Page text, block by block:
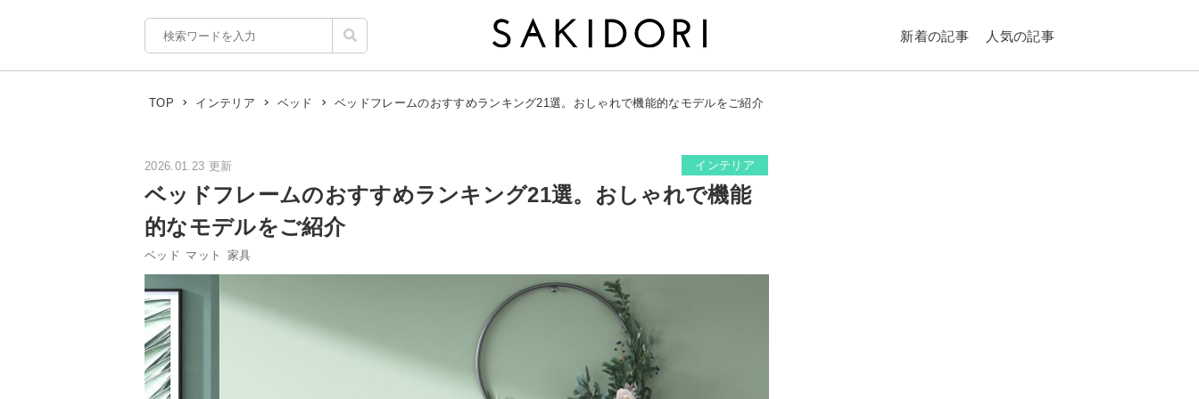
新着の記事 人気の記事
TOP インテリア ベッド ベッドフレームのおすすめランキング21選。おしゃれで機能的なモデルをご紹介
2026.01.23 更新 インテリア
ベッドフレームのおすすめランキング21選。おしゃれで機能
的なモデルをご紹介
ベッド マット 家具